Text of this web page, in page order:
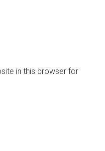
in this browser for